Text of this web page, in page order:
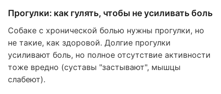
Прогулки: как гулять, чтобы не усиливать боль
Собаке с хронической болью нужны прогулки, но
не такие, как здоровой. Долгие прогулки
усиливают боль, но полное отсутствие активности
тоже вредно (суставы "застывают", мышцы
слабеют).